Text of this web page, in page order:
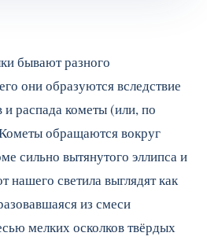
бывают разного
они образуются вследствие
и распада кометы (или, по
обращаются вокруг
сильно вытянутого эллипса и
нашего светила выглядят как
из смеси
мелких осколков твёрдых